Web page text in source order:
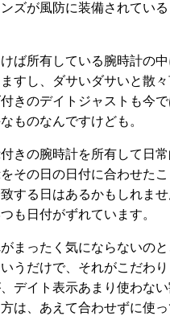
ズが風防に装備されてい
ば所有している腕時計の
すし、ダサいダサいと散
きのデイトジャストも今
ものなんですけども。
きの腕時計を所有して日
その日の日付に合わせた
する日はあるかもしれま
も日付がずれています。
まったく気にならないの
うだけで、それがこだわ
デイト表示あまり使わな
は、あえて合わせずに使